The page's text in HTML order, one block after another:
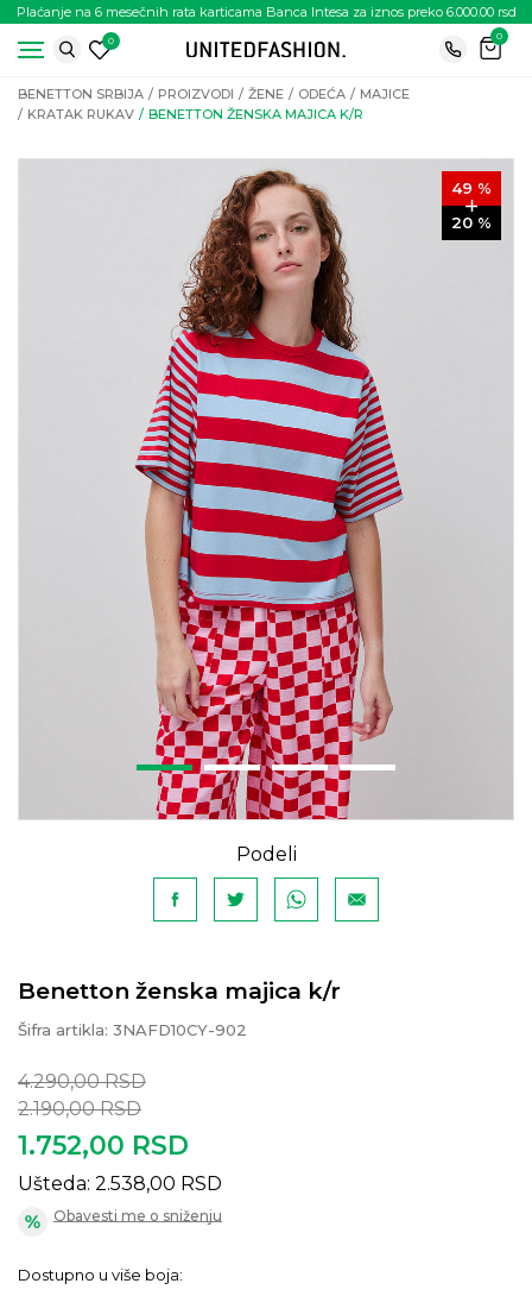
Plaćanje na 6 mesečnih rata karticama Banca Intesa za iznos preko 6.000.00 rsd
0
0
BENETTON SRBIJA PROIZVODI ŽENE ODEĆA
MAJICE
KRATAK RUKAV
BENETTON ŽENSKA MAJICA K/R
49 %
20 %
Podeli
Benetton ženska majica k/r
Šifra artikla: 3NAFD10CY-902
4.290,00 RSD
2.190,00 RSD
1.752,00 RSD
Ušteda: 2.538,00 RSD
Obavesti me o sniženju
Dostupno u više boja: